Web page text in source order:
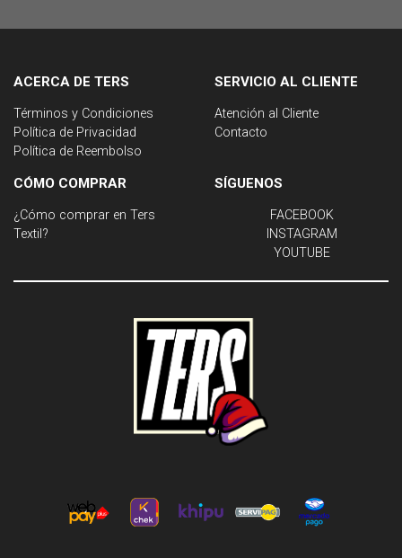
ACERCA DE TERS
Términos y Condiciones
Política de Privacidad
Política de Reembolso
SERVICIO AL CLIENTE
Atención al Cliente
Contacto
CÓMO COMPRAR
¿Cómo comprar en Ters
Textil?
SÍGUENOS
FACEBOOK
INSTAGRAM
YOUTUBE